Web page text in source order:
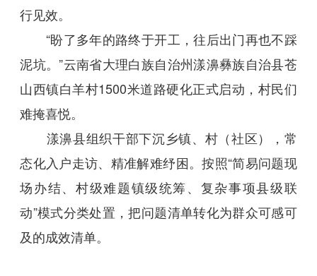
行见效。
“盼了多年的路终于开工，往后出门再也不踩
泥坑。”云南省大理白族自治州漾濞彝族自治县苍
山西镇白羊村1500米道路硬化正式启动，村民们
难掩喜悦。
漾濞县组织干部下沉乡镇、村（社区），常
态化入户走访、精准解难纾困。按照“简易问题现
场办结、村级难题镇级统筹、复杂事项县级联
动”模式分类处置，把问题清单转化为群众可感可
及的成效清单。